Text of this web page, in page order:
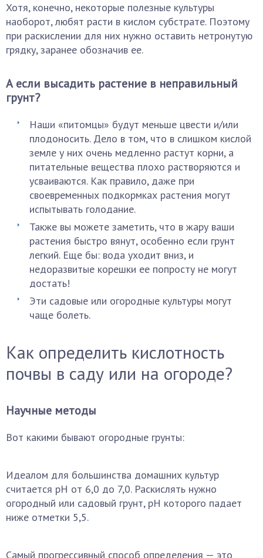
Хотя, конечно, некоторые полезные культуры
наоборот, любят расти в кислом субстрате. Поэтому
при раскислении для них нужно оставить нетронутую
грядку, заранее обозначив ее.
А если высадить растение в неправильный
грунт?
Наши «питомцы» будут меньше цвести и/или
плодоносить. Дело в том, что в слишком кислой
земле у них очень медленно растут корни, а
питательные вещества плохо растворяются и
усваиваются. Как правило, даже при
своевременных подкормках растения могут
испытывать голодание.
Также вы можете заметить, что в жару ваши
растения быстро вянут, особенно если грунт
легкий. Еще бы: вода уходит вниз, и
недоразвитые корешки ее попросту не могут
достать!
Эти садовые или огородные культуры могут
чаще болеть.
Как определить кислотность
почвы в саду или на огороде?
Научные методы
Вот какими бывают огородные грунты:
Идеалом для большинства домашних культур
считается pH от 6,0 до 7,0. Раскислять нужно
огородный или садовый грунт, pH которого падает
ниже отметки 5,5.
Самый прогрессивный способ определения — это